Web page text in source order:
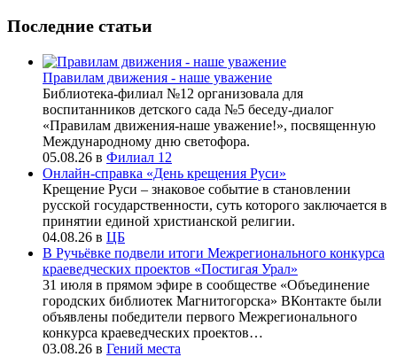
Последние статьи
Правилам движения - наше уважение
Библиотека-филиал №12 организовала для
воспитанников детского сада №5 беседу-диалог
«Правилам движения-наше уважение!», посвященную
Международному дню светофора.
05.08.26 в Филиал 12
Онлайн-справка «День крещения Руси»
Крещение Руси – знаковое событие в становлении
русской государственности, суть которого заключается в
принятии единой христианской религии.
04.08.26 в ЦБ
В Ручьёвке подвели итоги Межрегионального конкурса
краеведческих проектов «Постигая Урал»
31 июля в прямом эфире в сообществе «Объединение
городских библиотек Магнитогорска» ВКонтакте были
объявлены победители первого Межрегионального
конкурса краеведческих проектов…
03.08.26 в Гений места